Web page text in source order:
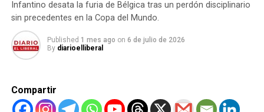
Las Vegas hacia el Centro Kennedy, un recinto bajo
la administración de aliados políticos del
expresidente.
habría logrado revertir la suspensión del delantero
estadounidense Folarin Balogun en pleno torneo.
Infantino desata la furia de Bélgica tras un perdón disciplinario
sin precedentes en la Copa del Mundo.
Published 1 mes ago on 6 de julio de 2026
By diarioelliberal
Compartir